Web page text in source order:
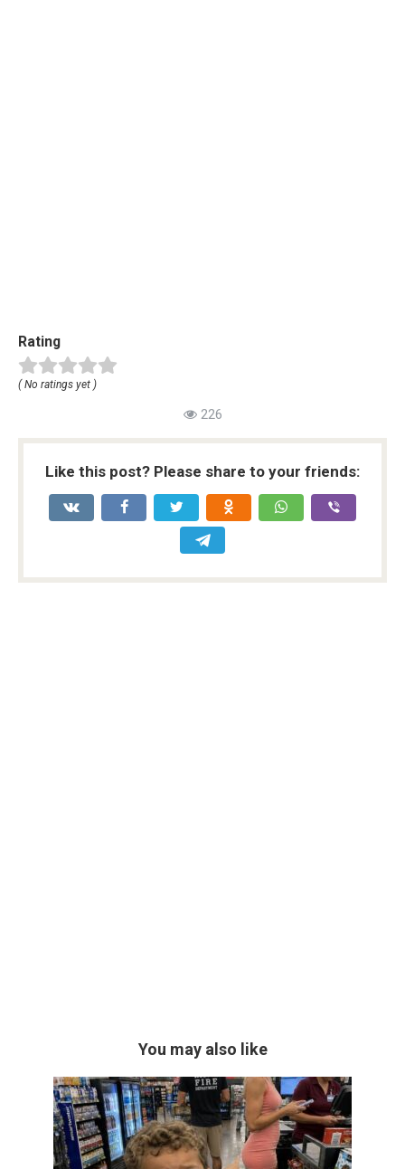
Rating
( No ratings yet )
226
Like this post? Please share to your friends:
You may also like